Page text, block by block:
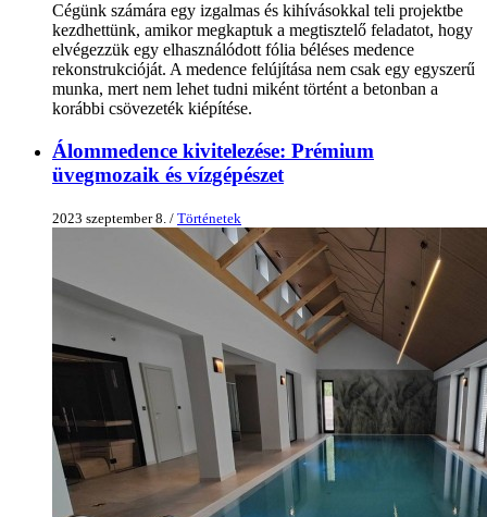
Cégünk számára egy izgalmas és kihívásokkal teli projektbe
kezdhettünk, amikor megkaptuk a megtisztelő feladatot, hogy
elvégezzük egy elhasználódott fólia béléses medence
rekonstrukcióját. A medence felújítása nem csak egy egyszerű
munka, mert nem lehet tudni miként történt a betonban a
korábbi csövezeték kiépítése.
Álommedence kivitelezése: Prémium
üvegmozaik és vízgépészet
2023 szeptember 8. / Történetek